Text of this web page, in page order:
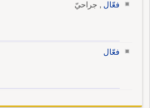
فعّال , جراحيّ
فعّال